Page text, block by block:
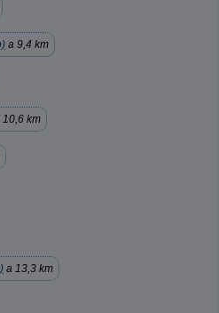
a 9,4 km
10,6 km
a 13,3 km